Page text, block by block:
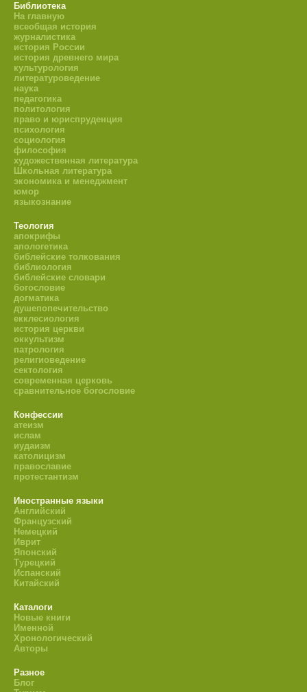
Библиотека
На главную
всеобщая история
журналистика
история России
история древнего мира
культурология
литературоведение
наука
педагогика
политология
право и юриспруденция
психология
социология
философия
художественная литература
Школьная литература
экономика и менеджмент
юмор
языкознание
Теология
апокрифы
апологетика
библейские толкования
библиология
библейские словари
богословие
догматика
душепопечительство
екклесиология
история церкви
оккультизм
патрология
религиоведение
сектология
современная церковь
сравнительное богословие
Конфессии
атеизм
ислам
иудаизм
католицизм
православие
протестантизм
Иностранные языки
Английский
Французский
Немецкий
Иврит
Японский
Турецкий
Испанский
Китайский
Каталоги
Новые книги
Именной
Хронологический
Авторы
Разное
Блог